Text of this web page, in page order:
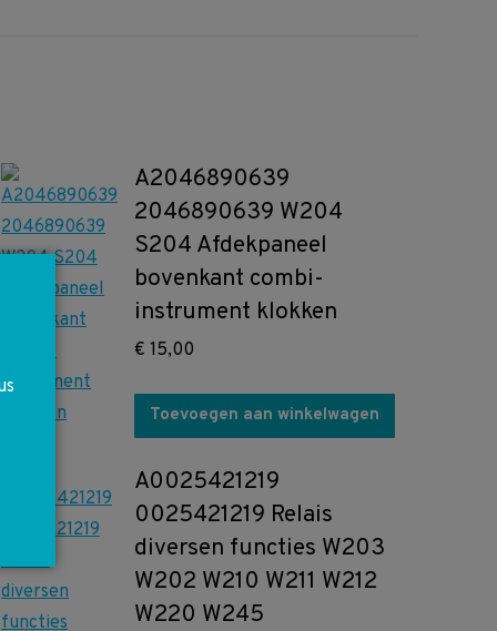
A2046890639
2046890639 W204
S204 Afdekpaneel
bovenkant combi-
instrument klokken
€ 15,00
Toevoegen aan winkelwagen
A0025421219
0025421219 Relais
diversen functies W203
W202 W210 W211 W212
W220 W245